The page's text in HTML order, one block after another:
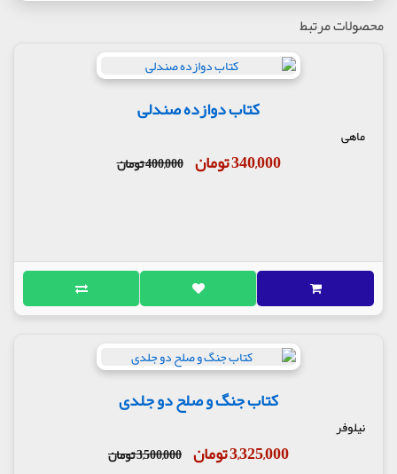
محصولات مرتبط
کتاب دوازده صندلی
ماهی
340,000 تومان 400,000 تومان
کتاب جنگ و صلح دو جلدی
نیلوفر
3,325,000 تومان 3,500,000 تومان